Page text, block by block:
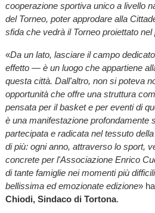
cooperazione sportiva unico a livello
del Torneo, poter approdare alla
sfida che vedrà il Torneo proiettato
«Da un lato, lasciare il campo
effetto — è un luogo che appartiene
questa città. Dall'altro, non si poteva
opportunità che offre una struttura
pensata per il basket e per eventi di
è una manifestazione profondamente
partecipata e radicata nel tessuto
di più: ogni anno, attraverso lo sport,
concrete per l'Associazione Enrico
di tante famiglie nei momenti più
bellissima ed emozionate edizione»
Chiodi, Sindaco di Tortona.